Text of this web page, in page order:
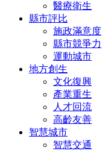
醫療衛生
縣市評比
施政滿意度
縣市競爭力
運動城市
地方創生
文化復興
產業重生
人才回流
高齡友善
智慧城市
智慧交通